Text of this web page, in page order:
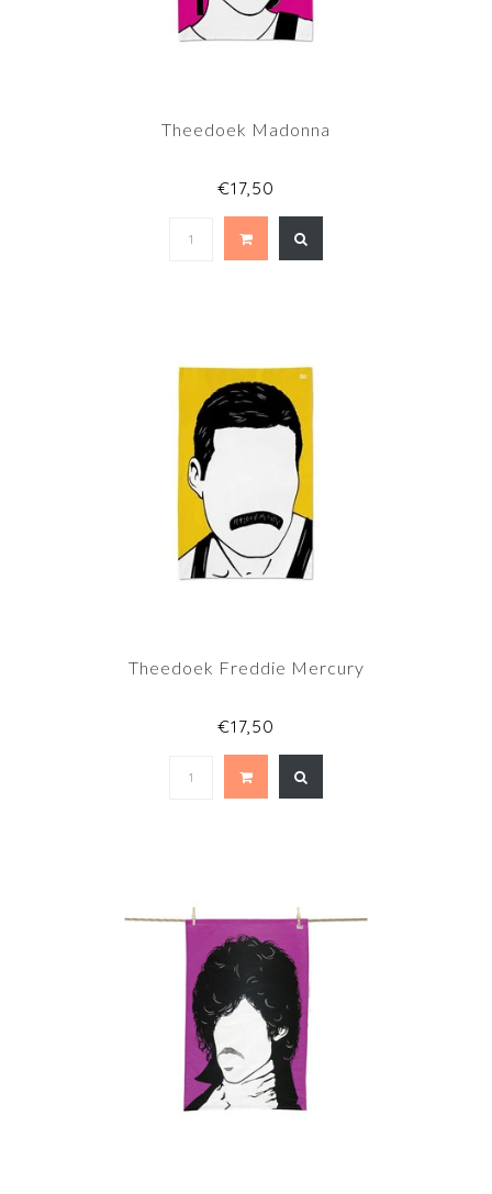
Theedoek Madonna
€17,50
Theedoek Freddie Mercury
€17,50